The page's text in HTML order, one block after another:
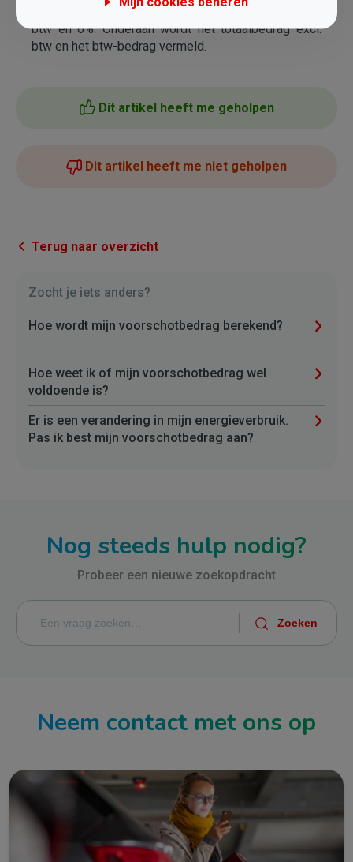
Daarom zijn er 2 kolommen: niet onderworpen aan
btw en 6%. Onderaan wordt het totaalbedrag excl.
btw en het btw-bedrag vermeld.
Dit artikel heeft me geholpen
Dit artikel heeft me niet geholpen
Terug naar overzicht
Zocht je iets anders?
Hoe wordt mijn voorschotbedrag berekend?
Hoe weet ik of mijn voorschotbedrag wel
voldoende is?
Er is een verandering in mijn energieverbruik.
Pas ik best mijn voorschotbedrag aan?
Nog steeds hulp nodig?
Probeer een nieuwe zoekopdracht
Neem contact met ons op